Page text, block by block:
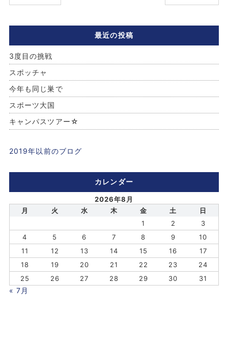
最近の投稿
3度目の挑戦
スポッチャ
今年も同じ巣で
スポーツ大国
キャンパスツアー☆
2019年以前のブログ
カレンダー
2026年8月
月
火 水 木 金 土
日
1
2
3
4
5 6 7 8 9
10
11
12 13 14 15 16
17
18
19 20 21 22 23
24
25
26 27 28 29 30 31
« 7月